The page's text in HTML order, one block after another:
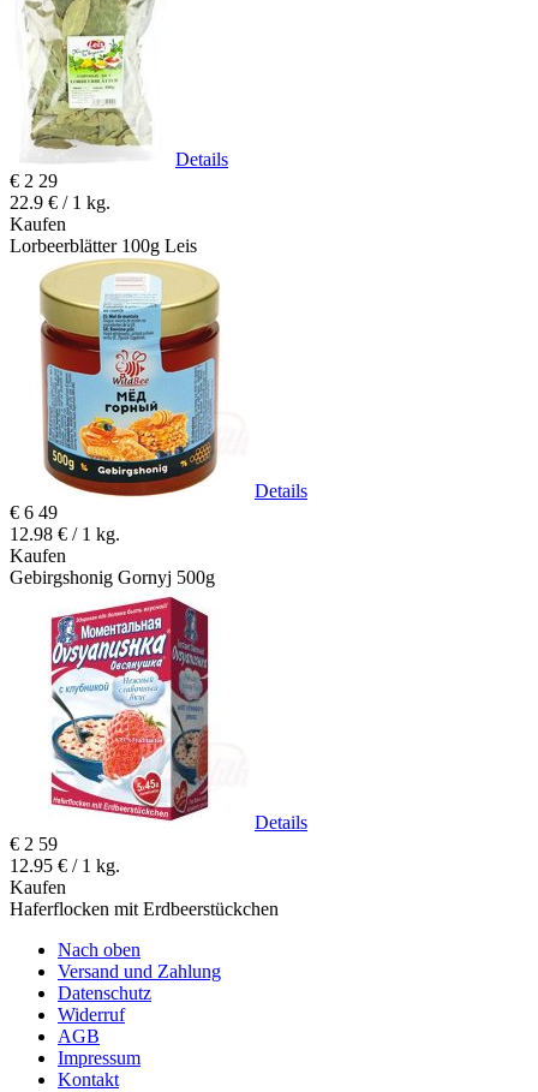
Details
€ 2 29
22.9 € / 1 kg.
Kaufen
Lorbeerblätter 100g Leis
Details
€ 6 49
12.98 € / 1 kg.
Kaufen
Gebirgshonig Gornyj 500g
Details
€ 2 59
12.95 € / 1 kg.
Kaufen
Haferflocken mit Erdbeerstückchen
Nach oben
Versand und Zahlung
Datenschutz
Widerruf
AGB
Impressum
Kontakt